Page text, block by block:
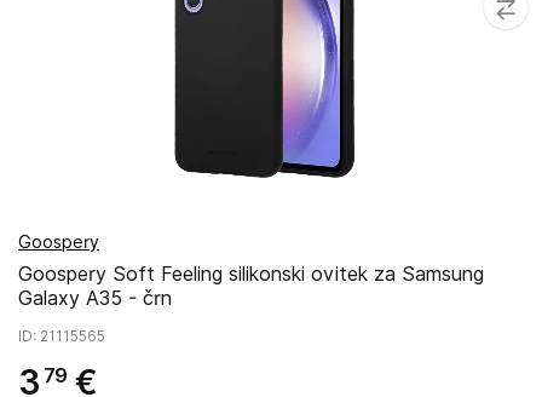
Goospery
Goospery Soft Feeling silikonski ovitek za Samsung
Galaxy A35 - črn
ID: 21115565
3 79 €